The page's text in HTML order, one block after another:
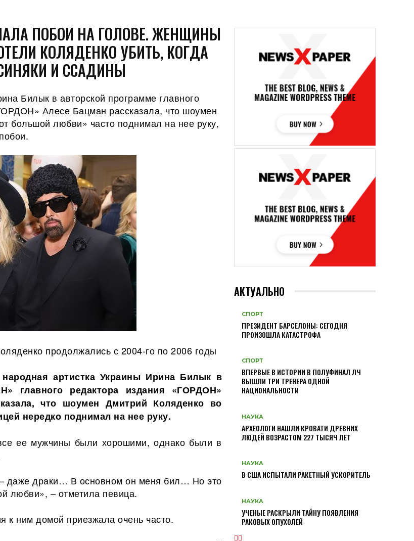
ПОБОИ НА ГОЛОВЕ. ЖЕНЩИНЫ
КОЛЯДЕНКО УБИТЬ, КОГДА
И ССАДИНЫ
Билык в авторской программе главного
Алесе Бацман рассказала, что шоумен
большой любви» часто поднимал на нее руку,
продолжались с 2004-го по2006 годы
артистка Украины Ирина Билык в
главного редактора издания «ГОРДОН»
что шоумен Дмитрий Коляденко во
нередко поднимал на нее руку.
ее мужчины были хорошими, однако были в
даже драки… В основном он меня бил… Но это
любви», – отметила певица.
к ним домой приезжала очень часто.
АКТУАЛЬНО
СПОРТ
ПРЕЗИДЕНТ БАРСЕЛОНЫ: СЕГОДНЯ
ПРОИЗОШЛА КАТАСТРОФА
СПОРТ
ВПЕРВЫЕ В ИСТОРИИ В ПОЛУФИНАЛ ЛЧ
ВЫШЛИ ТРИ ТРЕНЕРА ОДНОЙ
НАЦИОНАЛЬНОСТИ
НАУКА
АРХЕОЛОГИ НАШЛИ КРОВАТИ ДРЕВНИХ
ЛЮДЕЙ ВОЗРАСТОМ 227 ТЫСЯЧ ЛЕТ
НАУКА
В США ИСПЫТАЛИ РАКЕТНЫЙ УСКОРИТЕЛЬ
НАУКА
УЧЕНЫЕ РАСКРЫЛИ ТАЙНУ ПОЯВЛЕНИЯ
РАКОВЫХ ОПУХОЛЕЙ